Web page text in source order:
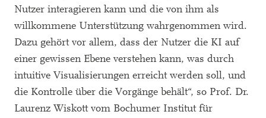
Nutzer interagieren kann und die von ihm als
willkommene Unterstützung wahrgenommen wird.
Dazu gehört vor allem, dass der Nutzer die KI auf
einer gewissen Ebene verstehen kann, was durch
intuitive Visualisierungen erreicht werden soll, und
die Kontrolle über die Vorgänge behält“, so Prof. Dr.
Laurenz Wiskott vom Bochumer Institut für